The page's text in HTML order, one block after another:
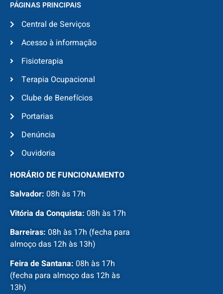
PÁGINAS PRINCIPAIS
Central de Serviços
Acesso à informação
Fisioterapia
Terapia Ocupacional
Clube de Benefícios
Portarias
Denúncia
Ouvidoria
HORÁRIO DE FUNCIONAMENTO
Salvador: 08h às 17h
Vitória da Conquista: 08h às 17h
Barreiras: 08h às 17h (fecha para
almoço das 12h às 13h)
Feira de Santana: 08h às 17h
(fecha para almoço das 12h às
13h)